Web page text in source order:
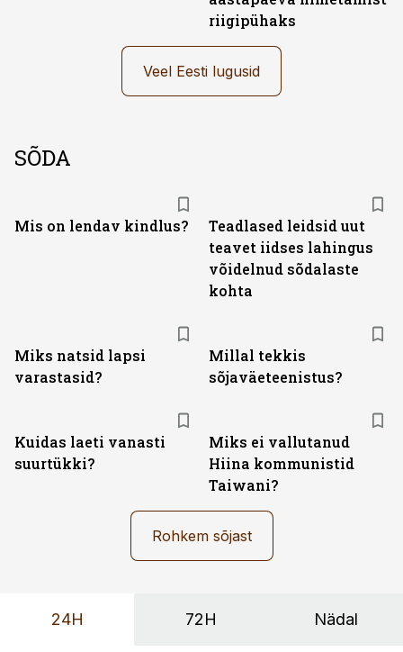
riigipühaks
Veel Eesti lugusid
SÕDA
Mis on lendav kindlus?
Teadlased leidsid uut
teavet iidses lahingus
võidelnud sõdalaste
kohta
Miks natsid lapsi
varastasid?
Millal tekkis
sõjaväeteenistus?
Kuidas laeti vanasti
suurtükki?
Miks ei vallutanud
Hiina kommunistid
Taiwani?
Rohkem sõjast
24H 72H Nädal